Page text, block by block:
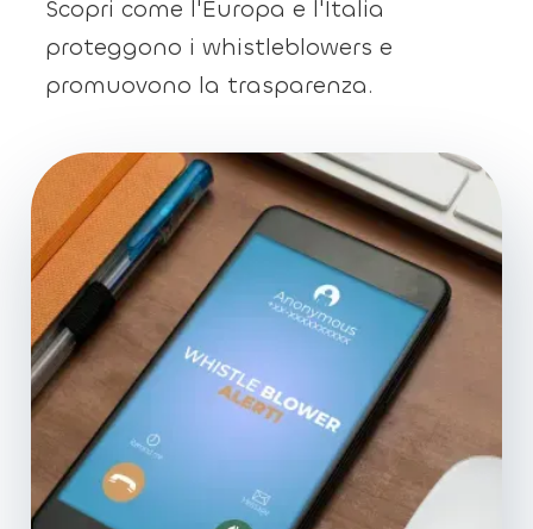
Scopri come l'Europa e l'Italia
proteggono i whistleblowers e
promuovono la trasparenza.